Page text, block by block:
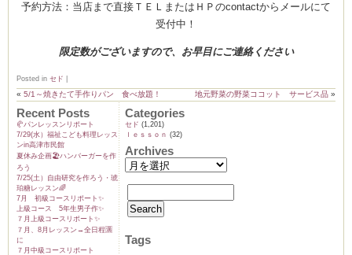
ム
予約方法：当店まで直接ＴＥＬまたはＨＰのcontactからメールにて
受付中！
限定数がございますので、お早目にご連絡ください
Posted in セド
« 5/1～焼きたて手作りパン 食べ放題！ 地元野菜の野菜ココット サービス品 »
Recent Posts
🥐パンレッスンリポート
7/29(水）福祉こども料理レッス
ンin高津市民館
夏休み企画🏖️ハンバーガーを作
ろう
7/25(土）自由研究を作ろう・琥
珀糖レッスン🌈
7月 初級コースリポート✨️
上級コース 5年生男子作✨️
７月上級コースリポート✨️
７月、8月レッスン→全日程🈵
に
７月中級コースリポート
Categories
セド (1,201)
ｌｅｓｓｏｎ (32)
Archives
Tags